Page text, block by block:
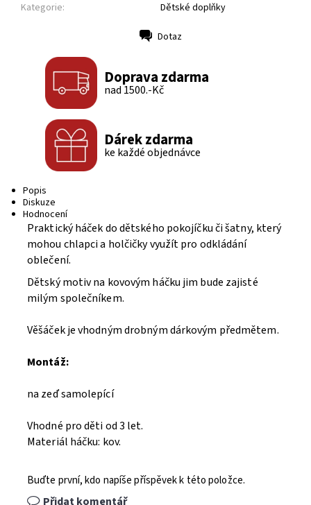
Kategorie: Dětské doplňky
Dotaz
Doprava zdarma
nad 1500.-Kč
Dárek zdarma
ke každé objednávce
Popis
Diskuze
Hodnocení
Praktický háček do dětského pokojíčku či šatny, který
mohou chlapci a holčičky využít pro odkládání
oblečení.
Dětský motiv na kovovým háčku jim bude zajisté
milým společníkem.
Věšáček je vhodným drobným dárkovým předmětem.
Montáž:
na zeď samolepící
Vhodné pro děti od 3 let.
Materiál háčku: kov.
Buďte první, kdo napíše příspěvek k této položce.
Přidat komentář